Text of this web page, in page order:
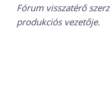
Fórum visszatérő
produkciós vezetője.